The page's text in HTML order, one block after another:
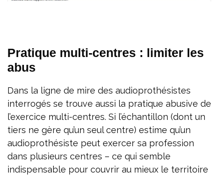
Pratique multi-centres : limiter les
abus
Dans la ligne de mire des audioprothésistes
interrogés se trouve aussi la pratique abusive de
l’exercice multi-centres. Si l’échantillon (dont un
tiers ne gère qu’un seul centre) estime qu’un
audioprothésiste peut exercer sa profession
dans plusieurs centres – ce qui semble
indispensable pour couvrir au mieux le territoire